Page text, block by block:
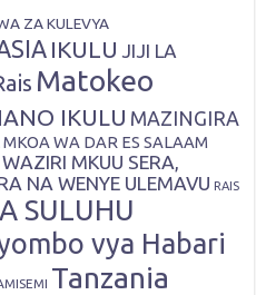
ZA KULEVYA
IKULU JIJI LA
Matokeo
IKULU MAZINGIRA
MKOA WA DAR ES SALAAM
MKUU SERA,
NA WENYE ULEMAVU RAIS
SULUHU
vya Habari
Tanzania